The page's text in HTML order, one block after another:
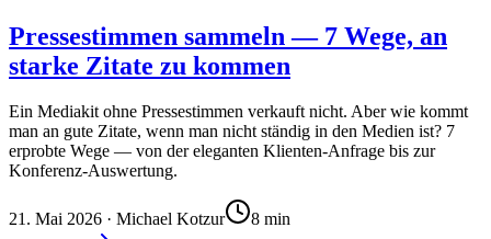
Pressestimmen sammeln — 7 Wege, an
starke Zitate zu kommen
Ein Mediakit ohne Pressestimmen verkauft nicht. Aber wie kommt
man an gute Zitate, wenn man nicht ständig in den Medien ist? 7
erprobte Wege — von der eleganten Klienten-Anfrage bis zur
Konferenz-Auswertung.
21. Mai 2026 · Michael Kotzur 8 min